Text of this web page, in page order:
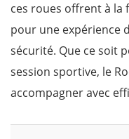
ces roues offrent à
pour une expérience
sécurité. Que ce soit
session sportive, le
accompagner avec